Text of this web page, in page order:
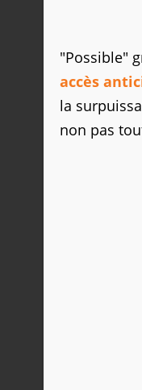
"Possible"
accès
la
non pas